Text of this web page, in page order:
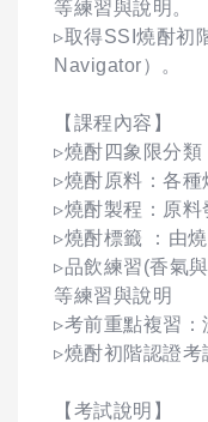
等練習與說明。
▹取得SSI燒酎初
Navigator）。
【課程內容】
▹燒酎四象限分
▹燒酎原料：各
▹燒酎製程：原
▹燒酎標籤 ：由
▹品飲練習(香氣
等練習與說明
▹考前重點複習
▹燒酎初階認證
【考試說明】